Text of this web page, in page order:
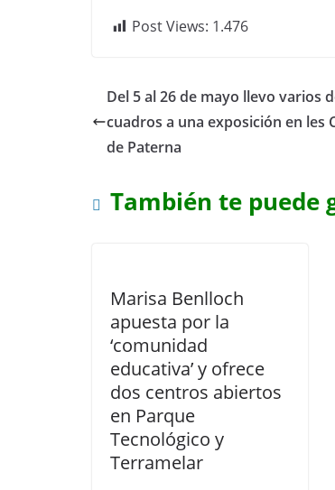
Post Views: 1.476
Del 5 al 26 de mayo llevo varios
cuadros a una exposición en les
de Paterna
También te puede
Marisa Benlloch
apuesta por la
‘comunidad
educativa’ y ofrece
dos centros abiertos
en Parque
Tecnológico y
Terramelar